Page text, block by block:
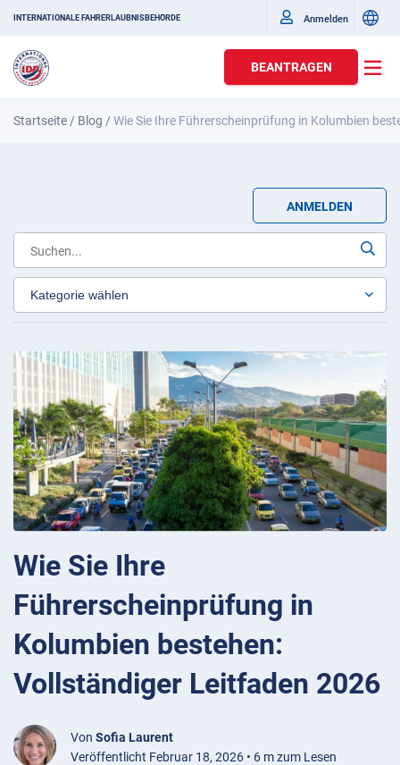
INTERNATIONALE FAHRERLAUBNISBEHÖRDE Anmelden
BEANTRAGEN
Startseite / Blog /Wie Sie Ihre Führerscheinprüfung in Kolumbien
ANMELDEN
Wie Sie Ihre
Führerscheinprüfung in
Kolumbien bestehen:
Vollständiger Leitfaden 2026
Von Sofia Laurent
Veröffentlicht Februar 18, 2026 • 6 m zum Lesen